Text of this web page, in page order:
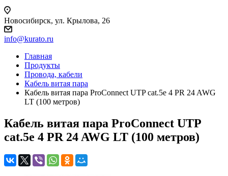
Новосибирск, ул. Крылова, 26
info@kurato.ru
Главная
Продукты
Провода, кабели
Кабель витая пара
Кабель витая пара ProConnect UTP cat.5e 4 PR 24 AWG
LT (100 метров)
Кабель витая пара ProConnect UTP
cat.5e 4 PR 24 AWG LT (100 метров)